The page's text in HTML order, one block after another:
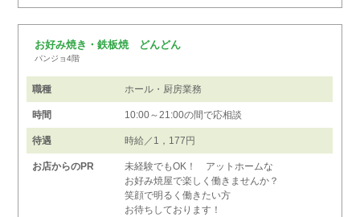
お好み焼き・鉄板焼 どんどん
パンジョ4階
職種 ホール・厨房業務
時間 10:00～21:00の間で応相談
待遇 時給／1，177円
お店からのPR
未経験でもOK！ アットホームな
お好み焼屋で楽しく働きませんか？
笑顔で明るく働きたい方
お待ちしております！